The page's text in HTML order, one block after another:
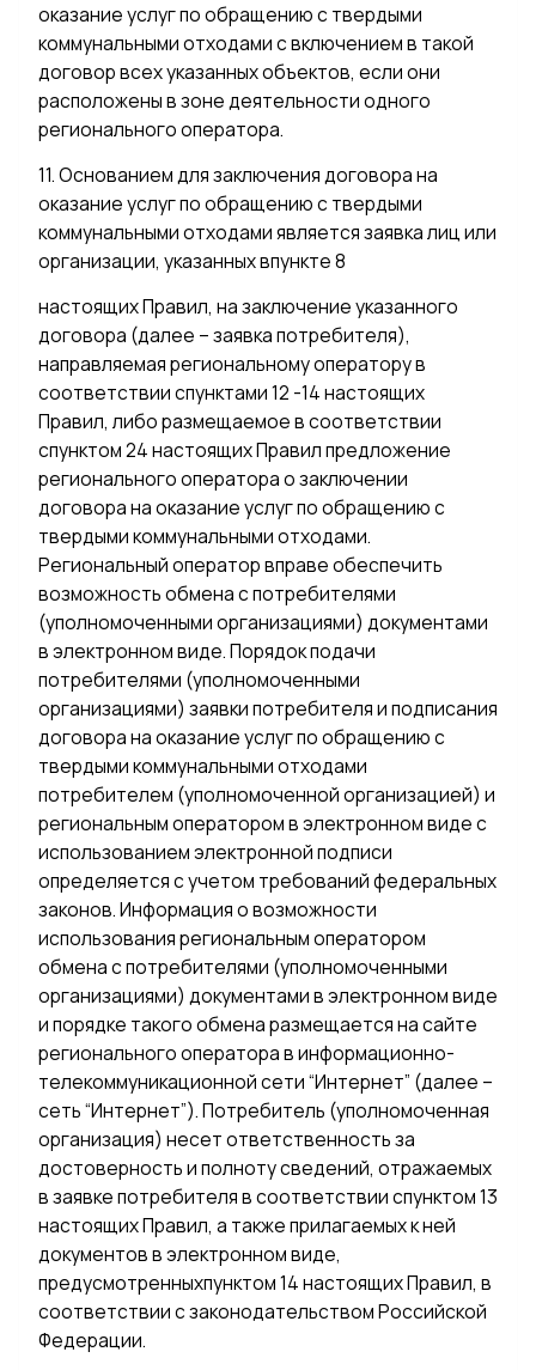
оказание услуг по обращению с твердыми
коммунальными отходами с включением в такой
договор всех указанных объектов, если они
расположены в зоне деятельности одного
регионального оператора.
11. Основанием для заключения договора на
оказание услуг по обращению с твердыми
коммунальными отходами является заявка лиц или
организации, указанных впункте 8
настоящих Правил, на заключение указанного
договора (далее – заявка потребителя),
направляемая региональному оператору в
соответствии спунктами 12 -14 настоящих
Правил, либо размещаемое в соответствии
спунктом 24 настоящих Правил предложение
регионального оператора о заключении
договора на оказание услуг по обращению с
твердыми коммунальными отходами.
Региональный оператор вправе обеспечить
возможность обмена с потребителями
(уполномоченными организациями) документами
в электронном виде. Порядок подачи
потребителями (уполномоченными
организациями) заявки потребителя и подписания
договора на оказание услуг по обращению с
твердыми коммунальными отходами
потребителем (уполномоченной организацией) и
региональным оператором в электронном виде с
использованием электронной подписи
определяется с учетом требований федеральных
законов. Информация о возможности
использования региональным оператором
обмена с потребителями (уполномоченными
организациями) документами в электронном виде
и порядке такого обмена размещается на сайте
регионального оператора в информационно-
телекоммуникационной сети “Интернет” (далее –
сеть “Интернет”). Потребитель (уполномоченная
организация) несет ответственность за
достоверность и полноту сведений, отражаемых
в заявке потребителя в соответствии спунктом 13
настоящих Правил, а также прилагаемых к ней
документов в электронном виде,
предусмотренныхпунктом 14 настоящих Правил, в
соответствии с законодательством Российской
Федерации.